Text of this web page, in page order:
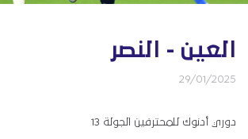
العين - النصر
29/01/2025
دوري أدنوك للمحترفين الجولة 13